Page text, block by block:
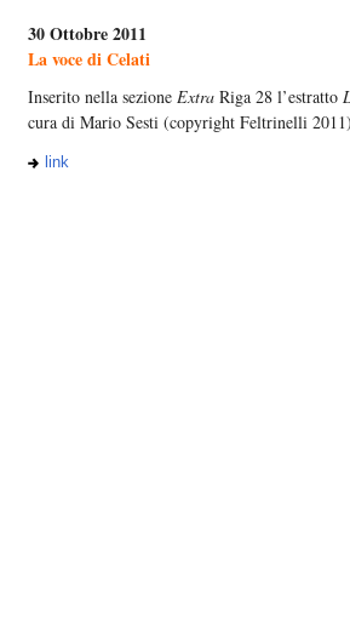
30 Ottobre 2011
La voce di Celati
Inserito nella sezioneExtra Riga 28 l’estratto
cura di Mario Sesti (copyright Feltrinelli
link